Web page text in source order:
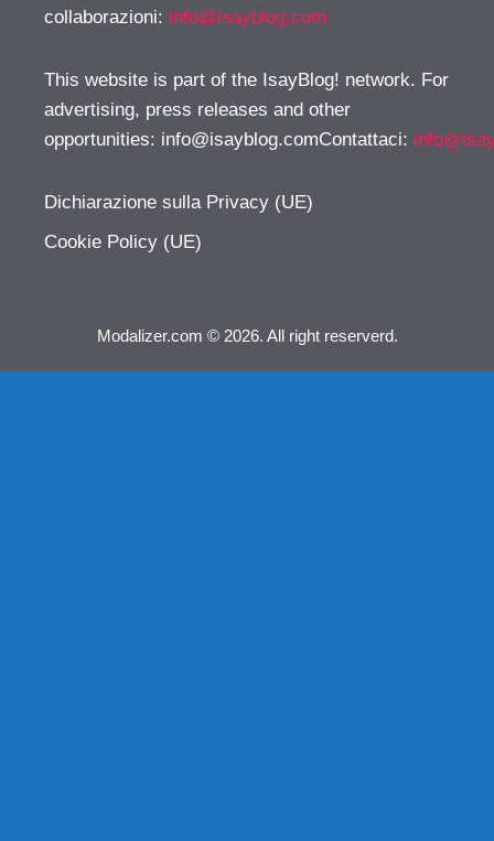
collaborazioni: info@isayblog.com
This website is part of the IsayBlog! network. For
advertising, press releases and other
opportunities: info@isayblog.comContattaci:
Dichiarazione sulla Privacy (UE)
Cookie Policy (UE)
Modalizer.com © 2026. All right reserverd.